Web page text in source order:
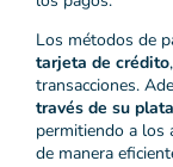
Los métodos de
tarjeta de crédito
transacciones.
través de su
permitiendo a los
de manera